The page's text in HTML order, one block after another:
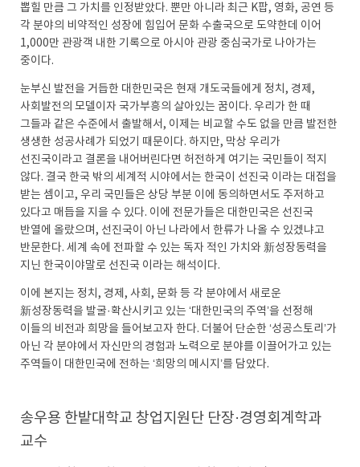
뽑힐 만큼 그 가치를 인정받았다. 뿐만 아니라 최근 K팝, 영화, 공연 등
각 분야의 비약적인 성장에 힘입어 문화 수출국으로 도약한데 이어
1,000만 관광객 내한 기록으로 아시아 관광 중심국가로 나아가는
중이다.
눈부신 발전을 거듭한 대한민국은 현재 개도국들에게 정치, 경제,
사회발전의 모델이자 국가부흥의 살아있는 꿈이다. 우리가 한 때
그들과 같은 수준에서 출발해서, 이제는 비교할 수도 없을 만큼 발전한
생생한 성공사례가 되었기 때문이다. 하지만, 막상 우리가
선진국이라고 결론을 내어버린다면 허전하게 여기는 국민들이 적지
않다. 결국 한국 밖의 세계적 시야에서는 한국이 선진국 이라는 대접을
받는 셈이고, 우리 국민들은 상당 부분 이에 동의하면서도 주저하고
있다고 매듭을 지을 수 있다. 이에 전문가들은 대한민국은 선진국
반열에 올랐으며, 선진국이 아닌 나라에서 한류가 나올 수 있겠냐고
반문한다. 세계 속에 전파할 수 있는 독자 적인 가치와 新성장동력을
지닌 한국이야말로 선진국 이라는 해석이다.
이에 본지는 정치, 경제, 사회, 문화 등 각 분야에서 새로운
新성장동력을 발굴·확산시키고 있는 ‘대한민국의 주역’을 선정해
이들의 비전과 희망을 들어보고자 한다. 더불어 단순한 ‘성공스토리’가
아닌 각 분야에서 자신만의 경험과 노력으로 분야를 이끌어가고 있는
주역들이 대한민국에 전하는 ‘희망의 메시지’를 담았다.
송우용 한밭대학교 창업지원단 단장·경영회계학과
교수